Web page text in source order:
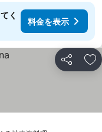
く
料金を表示
シェア お